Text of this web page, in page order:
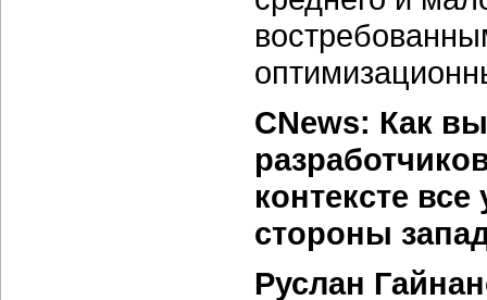
CNews: Как
контексте
стороны
Руслан